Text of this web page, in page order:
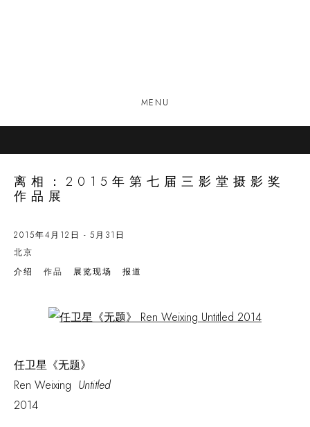
MENU
离相：2015年第七届三影堂摄影奖
作品展
2015年4月12日 - 5月31日
北京
介绍
作品 展览现场 报道
Open a larger version of the following image in a popup:
任卫星《无题》
Ren Weixing Untitled
2014